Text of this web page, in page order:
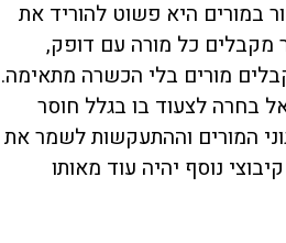
במורים היא פשוט להוריד את
מקבלים כל מורה עם דופק,
מורים בלי הכשרה מתאימה.
בחרה לצעוד בו בגלל חוסר
המורים וההתעקשות לשמר את
נוסף יהיה עוד מאותו